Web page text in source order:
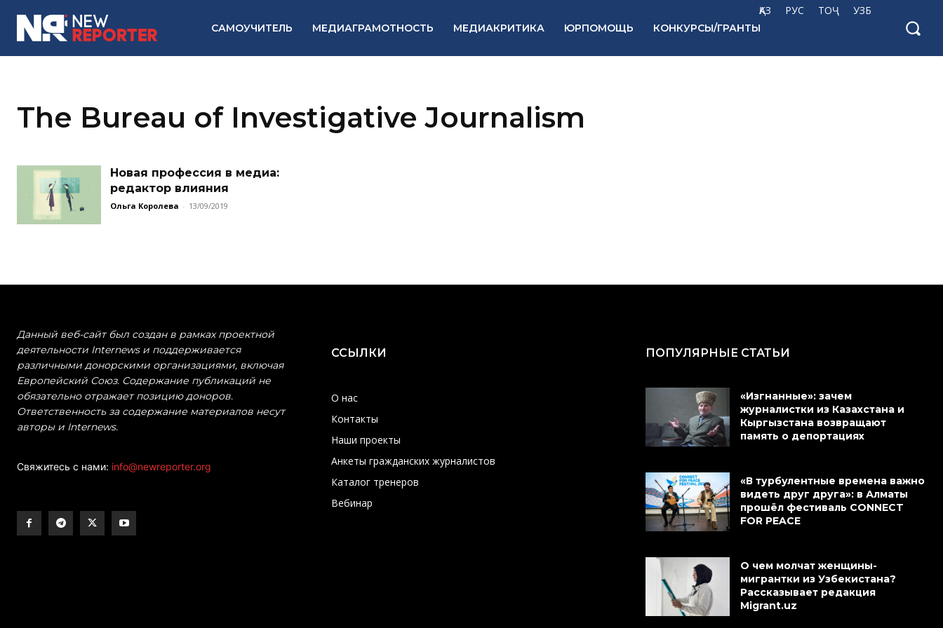
ҚАЗ РУС ТОҶ УЗБ
САМОУЧИТЕЛЬ МЕДИАГРАМОТНОСТЬ МЕДИАКРИТИКА ЮРПОМОЩЬ КОНКУРСЫ/ГРАНТЫ
The Bureau of Investigative Journalism
Новая профессия в медиа:
редактор влияния
Ольга Королева - 13/09/2019
Данный веб-сайт был создан в рамках проектной
деятельности Internews и поддерживается
различными донорскими организациями, включая
Европейский Союз. Содержание публикаций не
обязательно отражает позицию доноров.
Ответственность за содержание материалов несут
авторы и Internews.
Свяжитесь с нами: info@newreporter.org
ССЫЛКИ
О нас
Контакты
Наши проекты
Анкеты гражданских журналистов
Каталог тренеров
Вебинар
ПОПУЛЯРНЫЕ СТАТЬИ
«Изгнанные»: зачем
журналистки из Казахстана и
Кыргызстана возвращают
память о депортациях
«В турбулентные времена важно
видеть друг друга»: в Алматы
прошёл фестиваль CONNECT
FOR PEACE
О чем молчат женщины-
мигрантки из Узбекистана?
Рассказывает редакция
Migrant.uz